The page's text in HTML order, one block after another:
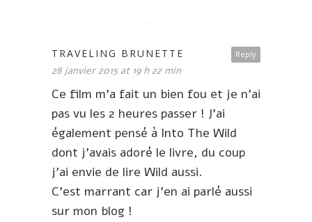
Reply
TRAVELING BRUNETTE
28 janvier 2015 at 19 h 22 min
Ce film m’a fait un bien fou et je n’ai
pas vu les 2 heures passer ! J’ai
également pensé à Into The Wild
dont j’avais adoré le livre, du coup
j’ai envie de lire Wild aussi.
C’est marrant car j’en ai parlé aussi
sur mon blog !